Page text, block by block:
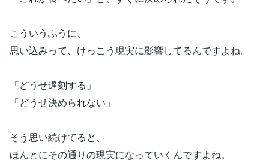
こういうふうに、
思い込みって、けっこう現実に影響してるんですよね。
「どうせ遅刻する」
「どうせ決められない」
そう思い続けてると、
ほんとにその通りの現実になっていくんですよね。